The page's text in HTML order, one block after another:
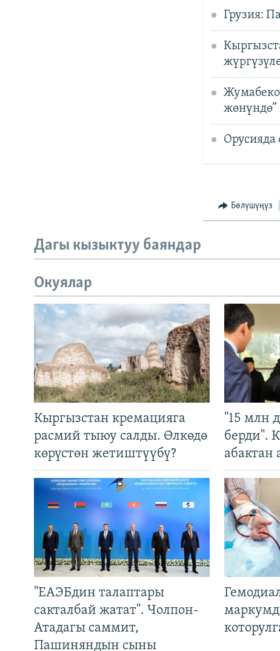
Грузия:
Орусияда
Бөлүшүңүз
Дагы кызыктуу баяндар
Окуялар
Кыргызстан кремацияга
расмий тыюу салды. Өлкөдө
көрүстөн жетиштүүбү?
"15 млн
берди".
абактан
"ЕАЭБдин талаптары
сакталбай жатат". Чолпон-
Атадагы саммит,
Пашиняндын сыны